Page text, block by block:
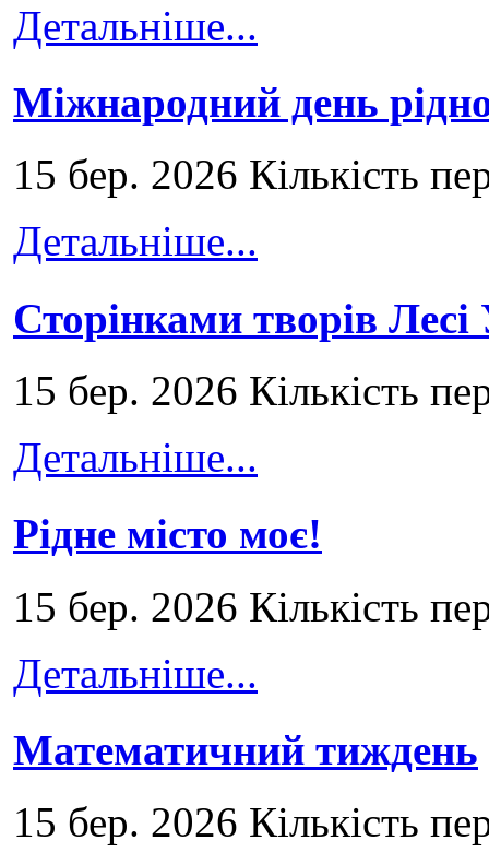
Детальніше...
Міжнародний день
15 бер. 2026 Кількість
Детальніше...
Сторінками творів
15 бер. 2026 Кількість
Детальніше...
Рідне місто моє!
15 бер. 2026 Кількість
Детальніше...
Математичний тиждень
15 бер. 2026 Кількість